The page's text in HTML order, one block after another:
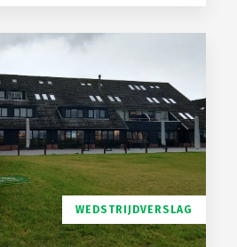
WEDSTRIJDVERSLAG